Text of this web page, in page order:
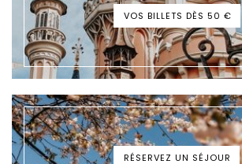
VOS BILLETS DÈS 50 €
RÉSERVEZ UN SÉJOUR